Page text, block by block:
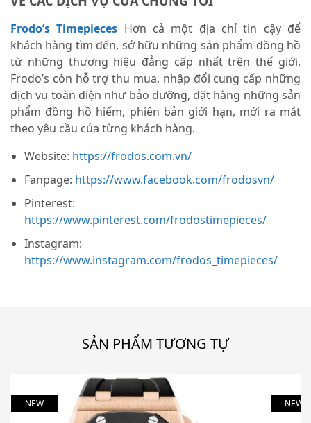
Frodo’s Timepieces Hơn cả một địa chỉ tin cậy để
khách hàng tìm đến, sở hữu những sản phẩm đồng hồ
từ những thương hiệu đẳng cấp nhất trên thế giới,
Frodo’s còn hỗ trợ thu mua, nhập đổi cung cấp những
dịch vụ toàn diện như bảo dưỡng, đặt hàng những sản
phẩm đồng hồ hiếm, phiên bản giới hạn, mới ra mắt
theo yêu cầu của từng khách hàng.
Website: https://frodos.com.vn/
Fanpage: https://www.facebook.com/frodosvn/
Pinterest:
https://www.pinterest.com/frodostimepieces/
Instagram:
https://www.instagram.com/frodos_timepieces/
SẢN PHẨM TƯƠNG TỰ
NEW NEW